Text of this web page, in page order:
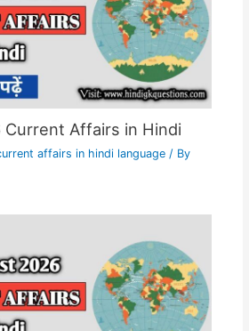
Affairs in Hindi
affairs in hindi language/ By